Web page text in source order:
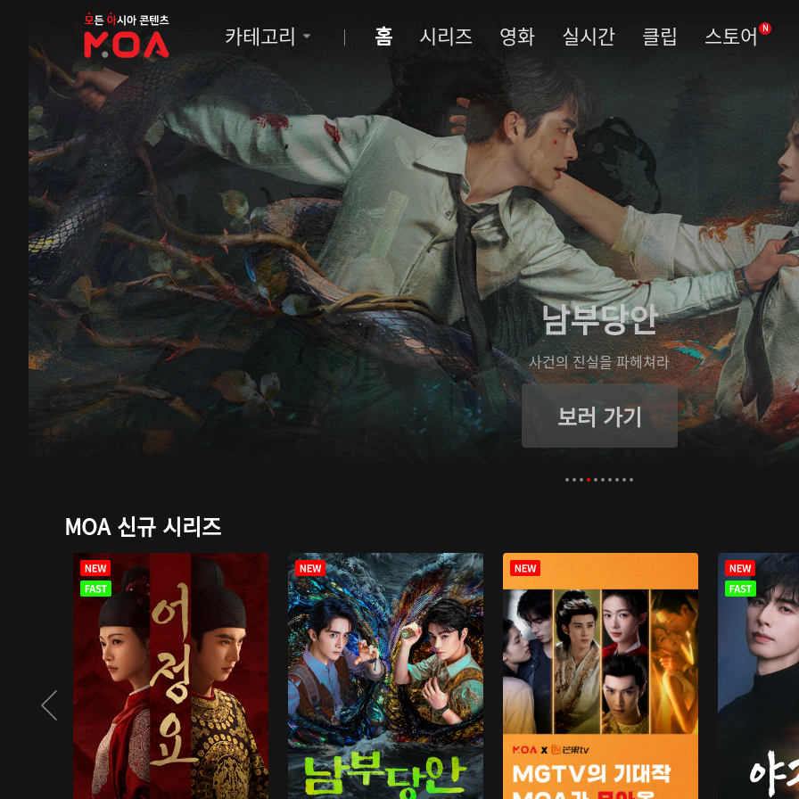
MOA
카테고리 홈 시리즈 영화 실시간 클립 스토어 N
남부당안
사건의 진실을 파헤쳐라
보러 가기
MOA 신규 시리즈